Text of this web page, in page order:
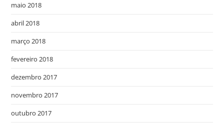
maio 2018
abril 2018
março 2018
fevereiro 2018
dezembro 2017
novembro 2017
outubro 2017